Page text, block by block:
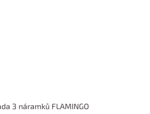
3 náramků FLAMINGO